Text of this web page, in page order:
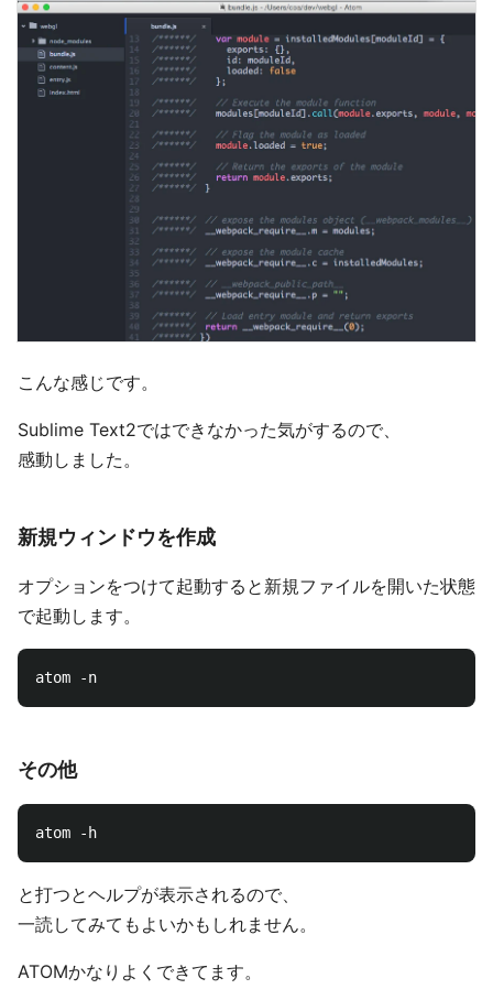
こんな感じです。
Sublime Text2ではできなかった気がするので、
感動しました。
新規ウィンドウを作成
オプションをつけて起動すると新規ファイルを開いた状態
で起動します。
その他
と打つとヘルプが表示されるので、
一読してみてもよいかもしれません。
ATOMかなりよくできてます。